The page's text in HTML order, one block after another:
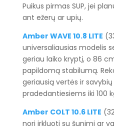
Puikus pirmas SUP, jei
ant ežerų ar upių.
Amber WAVE 10.8 LITE
universaliausias modelis
geriau laiko kryptį, o 86
papildomą stabilumą.
geriausią vertės ir
pradedantiesiems iki 100
Amber COLT 10.6 LITE
nori irkluoti su šunimi ar